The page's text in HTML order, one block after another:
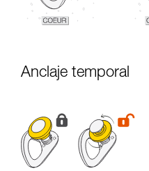
Anclaje temporal